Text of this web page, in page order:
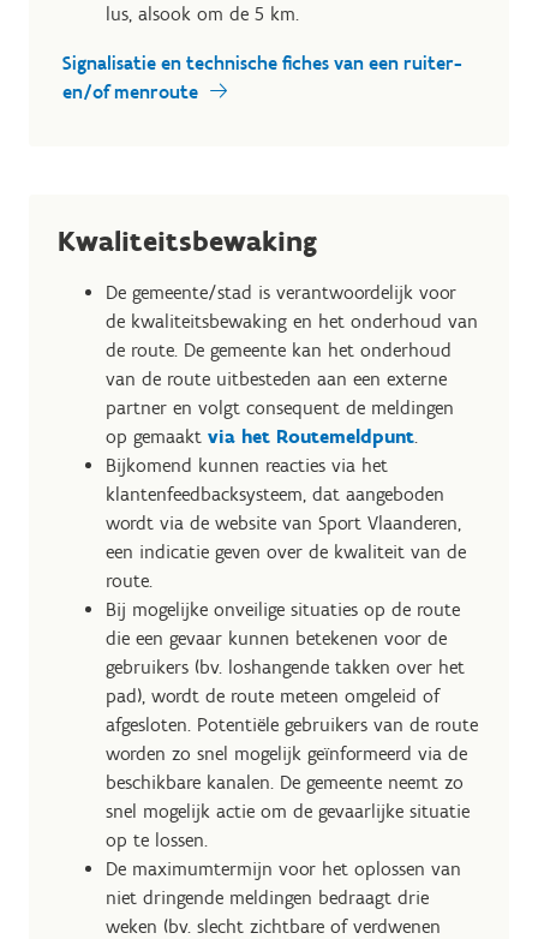
lus, alsook om de 5 km.
Signalisatie en technische fiches van een ruiter-
en/of menroute
Kwaliteitsbewaking
De gemeente/stad is verantwoordelijk voor
de kwaliteitsbewaking en het onderhoud van
de route. De gemeente kan het onderhoud
van de route uitbesteden aan een externe
partner en volgt consequent de meldingen
op gemaakt via het Routemeldpunt.
Bijkomend kunnen reacties via het
klantenfeedbacksysteem, dat aangeboden
wordt via de website van Sport Vlaanderen,
een indicatie geven over de kwaliteit van de
route.
Bij mogelijke onveilige situaties op de route
die een gevaar kunnen betekenen voor de
gebruikers (bv. loshangende takken over het
pad), wordt de route meteen omgeleid of
afgesloten. Potentiële gebruikers van de route
worden zo snel mogelijk geïnformeerd via de
beschikbare kanalen. De gemeente neemt zo
snel mogelijk actie om de gevaarlijke situatie
op te lossen.
De maximumtermijn voor het oplossen van
niet dringende meldingen bedraagt drie
weken (bv. slecht zichtbare of verdwenen